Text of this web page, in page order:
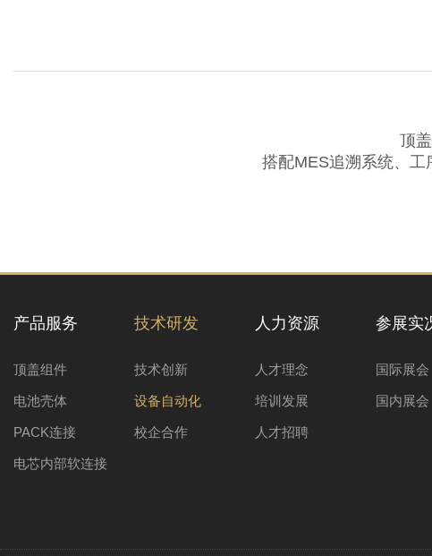
顶
搭配MES追溯系统、工
产品服务
顶盖组件
电池壳体
PACK连接
电芯内部软连接
技术研发
技术创新
设备自动化
校企合作
人力资源
人才理念
培训发展
人才招聘
参展实
国际展会
国内展会